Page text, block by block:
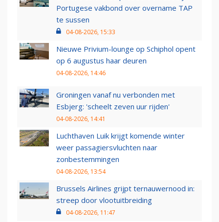
Portugese vakbond over overname TAP
te sussen
04-08-2026, 15:33
Nieuwe Privium-lounge op Schiphol opent
op 6 augustus haar deuren
04-08-2026, 14:46
Groningen vanaf nu verbonden met
Esbjerg: 'scheelt zeven uur rijden'
04-08-2026, 14:41
Luchthaven Luik krijgt komende winter
weer passagiersvluchten naar
zonbestemmingen
04-08-2026, 13:54
Brussels Airlines grijpt ternauwernood in:
streep door vlootuitbreiding
04-08-2026, 11:47